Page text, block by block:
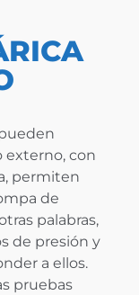
externo, con
permiten
de
palabras,
de presión y
a ellos.
pruebas